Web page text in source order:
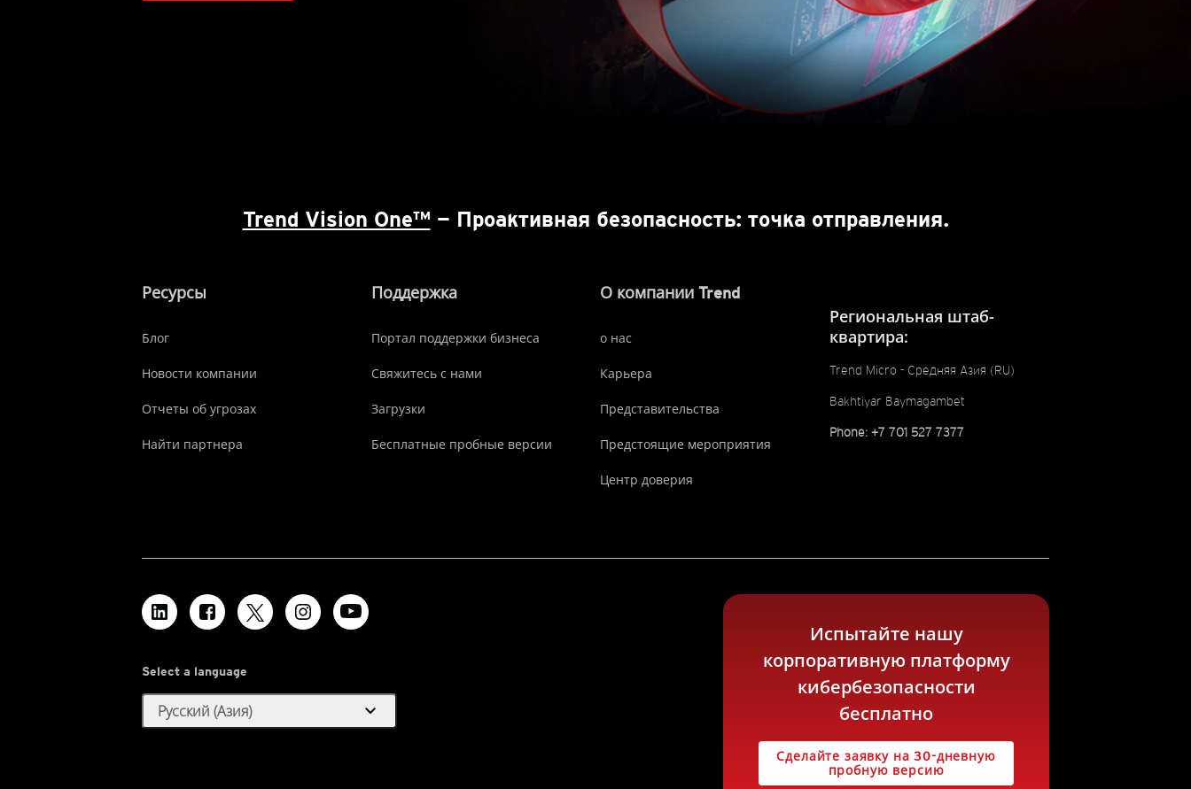
Trend Vision One™ — Проактивная безопасность: точка отправления.
Ресурсы
Блог
Новости компании
Отчеты об угрозах
Найти партнера
Поддержка
Портал поддержки бизнеса
Свяжитесь с нами
Загрузки
Бесплатные пробные версии
О компании Trend
о нас
Карьера
Представительства
Предстоящие мероприятия
Центр доверия
Региональная штаб-
квартира:
Trend Micro - Средняя Азия (RU)
Bakhtiyar Baymagambet
Phone: +7 701 527 7377
Select a language
Русский (Азия) expand_more
Испытайте нашу
корпоративную платформу
кибербезопасности
бесплатно
Сделайте заявку на 30-дневную
пробную версию